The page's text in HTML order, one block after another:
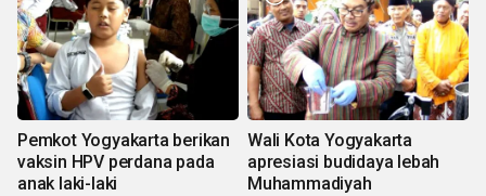
Pemkot Yogyakarta berikan
vaksin HPV perdana pada
anak laki-laki
Wali Kota Yogyakarta
apresiasi budidaya lebah
Muhammadiyah